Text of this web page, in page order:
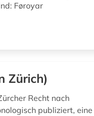
Føroyar
Zürich)
Recht nach
publiziert, eine